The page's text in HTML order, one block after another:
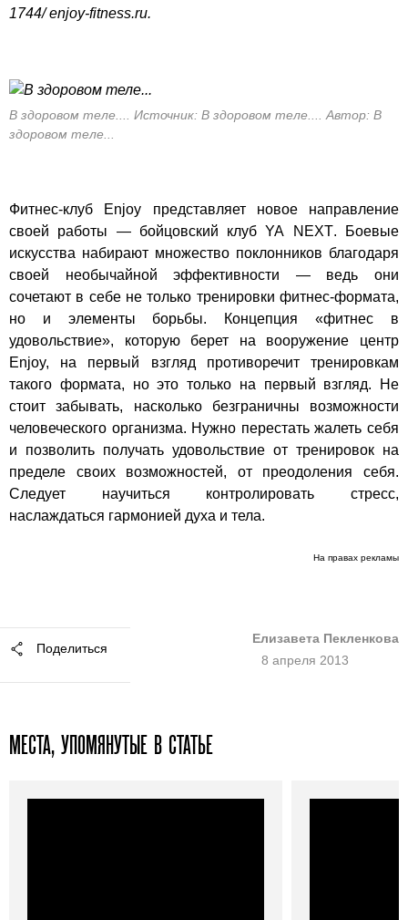
1744/enjoy-fitness.ru.
В здоровом теле.... Источник: В здоровом теле.... Автор: В
здоровом теле...
Фитнес-клуб Enjoy представляет новое направление
своей работы — бойцовский клубYA NEXT. Боевые
искусства набирают множество поклонников благодаря
своей необычайной эффективности — ведь они
сочетают в себе не только тренировки фитнес-формата,
но и элементы борьбы. Концепция «фитнес в
удовольствие», которую берет на вооружение центр
Enjoy, на первый взгляд противоречит тренировкам
такого формата, но это только на первый взгляд. Не
стоит забывать, насколько безграничны возможности
человеческого организма. Нужно перестать жалеть себя
и позволить получать удовольствие от тренировок на
пределе своих возможностей, от преодоления себя.
Следует научиться контролировать стресс,
наслаждаться гармонией духа и тела.
На правах рекламы
Поделиться
Елизавета Пекленкова
8 апреля 2013
МЕСТА, УПОМЯНУТЫЕ В СТАТЬЕ